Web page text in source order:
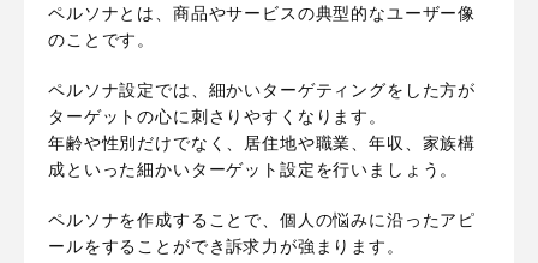
ペルソナとは、商品やサービスの典型的なユーザー像
のことです。
ペルソナ設定では、細かいターゲティングをした方が
ターゲットの心に刺さりやすくなります。
年齢や性別だけでなく、居住地や職業、年収、家族構
成といった細かいターゲット設定を行いましょう。
ペルソナを作成することで、個人の悩みに沿ったアピ
ールをすることができ訴求力が強まります。